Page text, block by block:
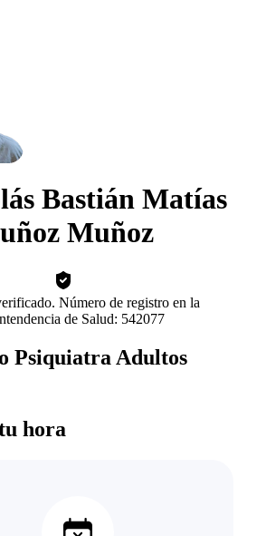
Bastián Matías
Muñoz
Número de registro en la
de Salud: 542077
Psiquiatra Adultos
hora